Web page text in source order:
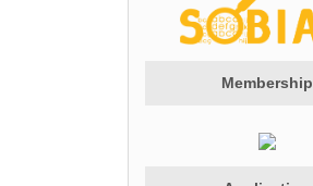
Membership